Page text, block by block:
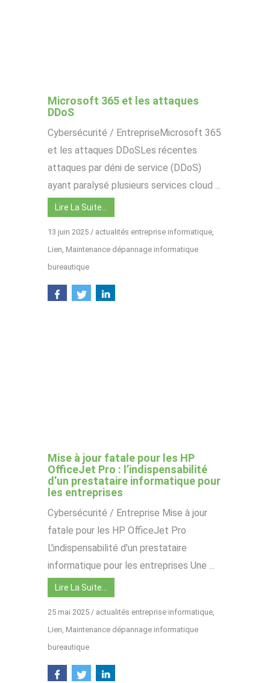
Microsoft 365 et les attaques
DDoS
Cybersécurité / EntrepriseMicrosoft 365
et les attaques DDoSLes récentes
attaques par déni de service (DDoS)
ayant paralysé plusieurs services cloud ...
Lire La Suite…
13 juin 2025 / actualités entreprise informatique
Lien Maintenance dépannage informatique
bureautique
Mise à jour fatale pour les HP
OfficeJet Pro : l’indispensabilité
d’un prestataire informatique pour
les entreprises
Cybersécurité / Entreprise Mise à jour
fatale pour les HP OfficeJet Pro
L'indispensabilité d'un prestataire
informatique pour les entreprises Une ...
Lire La Suite…
25 mai 2025 / actualités entreprise informatique,
Lien, Maintenance dépannage informatique
bureautique